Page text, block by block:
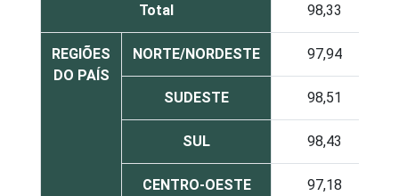
Total 98,33
REGIÕES
DO PAÍS
NORTE/NORDESTE 97,94
SUDESTE 98,51
SUL 98,43
CENTRO-OESTE 97,18